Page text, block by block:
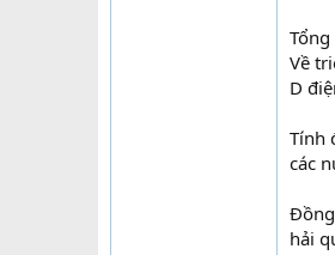
Về
D
Tính
các
hải